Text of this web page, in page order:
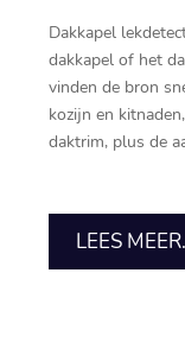
Dakkapel
dakkapel of het
vinden de bron
kozijn en
daktrim, plus de
LEES